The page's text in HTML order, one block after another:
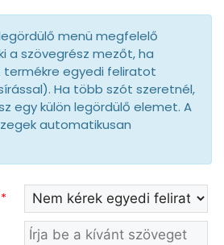
menü megfelelő
a szövegrész mezőt, ha
egyedi feliratot
Ha több szót szeretnél,
egy külön legördülő elemet. A
automatikusan
*